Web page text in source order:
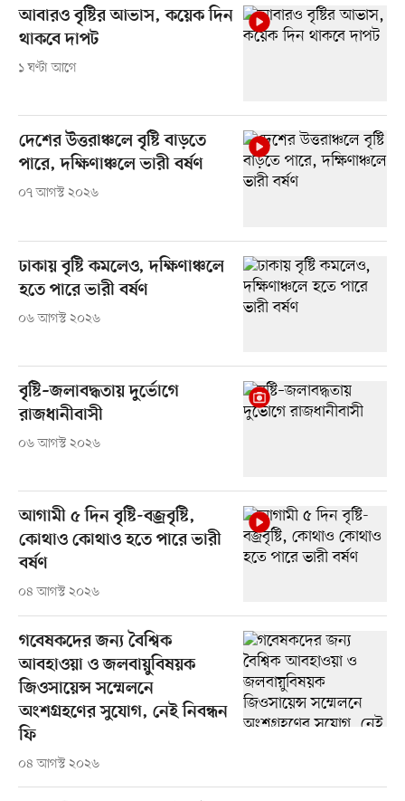
আবারও বৃষ্টির আভাস, কয়েক দিন
থাকবে দাপট
১ ঘণ্টা আগে
দেশের উত্তরাঞ্চলে বৃষ্টি বাড়তে
পারে, দক্ষিণাঞ্চলে ভারী বর্ষণ
০৭ আগস্ট ২০২৬
ঢাকায় বৃষ্টি কমলেও, দক্ষিণাঞ্চলে
হতে পারে ভারী বর্ষণ
০৬ আগস্ট ২০২৬
বৃষ্টি–জলাবদ্ধতায় দুর্ভোগে
রাজধানীবাসী
০৬ আগস্ট ২০২৬
আগামী ৫ দিন বৃষ্টি-বজ্রবৃষ্টি,
কোথাও কোথাও হতে পারে ভারী
বর্ষণ
০৪ আগস্ট ২০২৬
গবেষকদের জন্য বৈশ্বিক
আবহাওয়া ও জলবায়ুবিষয়ক
জিওসায়েন্স সম্মেলনে
অংশগ্রহণের সুযোগ, নেই নিবন্ধন
ফি
০৪ আগস্ট ২০২৬